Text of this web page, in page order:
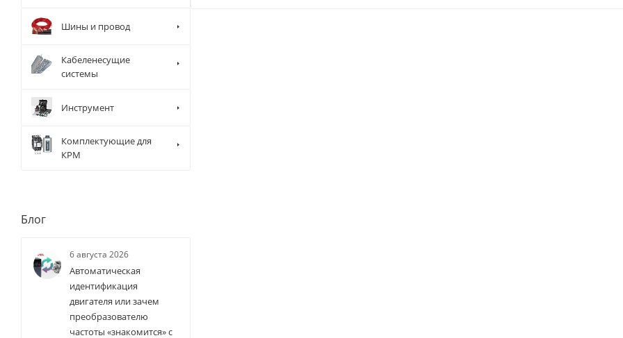
Шины и провод
Кабеленесущие
системы
Инструмент
Комплектующие для
КРМ
Блог
6 августа 2026
Автоматическая
идентификация
двигателя или зачем
преобразователю
частоты «знакомится» с